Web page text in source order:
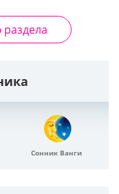
раздела
Сонник Ванги